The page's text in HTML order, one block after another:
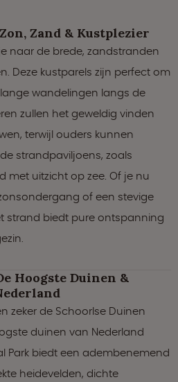
Zand & Kustplezier
naar de brede, zandstranden
Deze kustparels zijn perfect om
wandelingen langs de
zullen het geweldig vinden
terwijl ouders kunnen
strandpaviljoens, zoals
met uitzicht op zee. Of je nu
of een stevige
strand biedt pure ontspanning
Hoogste Duinen &
zeker de Schoorlse Duinen
duinen van Nederland
Park biedt een adembenemend
heidevelden, dichte